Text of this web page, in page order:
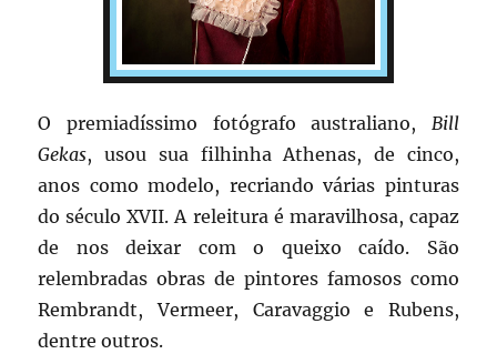
O premiadíssimo fotógrafo australiano, Bill
Gekas, usou sua filhinha Athenas, de cinco,
anos como modelo, recriando várias pinturas
do século XVII. A releitura é maravilhosa, capaz
de nos deixar com o queixo caído. São
relembradas obras de pintores famosos como
Rembrandt, Vermeer, Caravaggio e Rubens,
dentre outros.